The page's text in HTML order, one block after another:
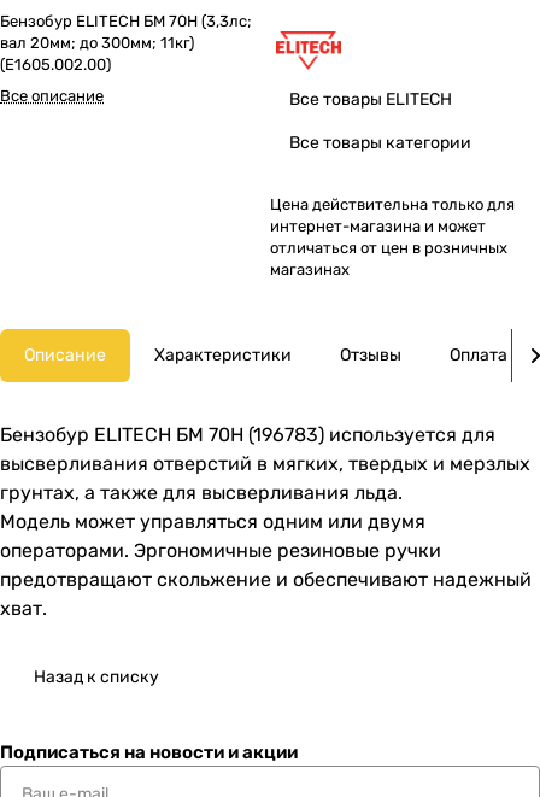
Бензобур ELITECH БМ 70Н (3,3лс;
вал 20мм; до 300мм; 11кг)
(Е1605.002.00)
Все описание
Все товары ELITECH
Все товары категории
Цена действительна только для
интернет-магазина и может
отличаться от цен в розничных
магазинах
Описание Характеристики Отзывы Оплата
Бензобур ELITECH БМ 70Н (196783) используется для
высверливания отверстий в мягких, твердых и мерзлых
грунтах, а также для высверливания льда.
Модель может управляться одним или двумя
операторами. Эргономичные резиновые ручки
предотвращают скольжение и обеспечивают надежный
хват.
Назад к списку
Подписаться на новости и акции